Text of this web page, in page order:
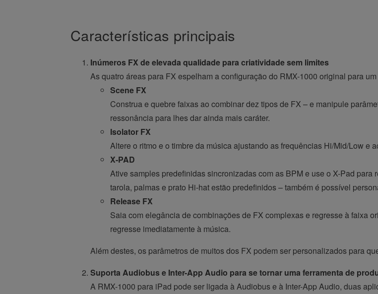
Características principais
Inúmeros FX de elevada qualidade para criatividade sem limites
As quatro áreas para FX espelham a configuração do RMX-1000 original para
Scene FX
Construa e quebre faixas ao combinar dez tipos de FX – e manipule
ressonância para lhes dar ainda mais caráter.
Isolator FX
Altere o ritmo e o timbre da música ajustando as frequências Hi/Mid/Low e
X-PAD
Ative samples predefinidas sincronizadas com as BPM e use o X-Pad
tarola, palmas e prato Hi-hat estão predefinidos – também é possível
Release FX
Saia com elegância de combinações de FX complexas e regresse à faixa
regresse imediatamente à música.
Além destes, os parâmetros de muitos dos FX podem ser personalizados para
Suporta Audiobus e Inter-App Audio para se tornar uma ferramenta de
A RMX-1000 para iPad pode ser ligada à Audiobus e à Inter-App Audio, duas